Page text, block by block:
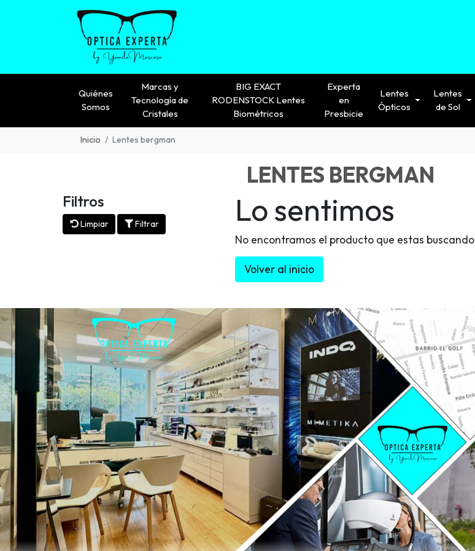
Quiénes
Somos
Marcas y
Tecnología de
Cristales
BIG EXACT
RODENSTOCK Lentes
Biométricos
Experta
en
Presbicie
Lentes
Ópticos
Lentes
de Sol
Inicio Lentes bergman
LENTES BERGMAN
Filtros
Limpiar Filtrar Lo sentimos
No encontramos el producto que estas buscando
Volver al inicio